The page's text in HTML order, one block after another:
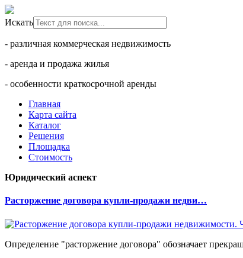
Искать
- различная коммерческая недвижимость
- аренда и продажа жилья
- особенности краткосрочной аренды
Главная
Карта сайта
Каталог
Решения
Площадка
Стоимость
Юридический аспект
Расторжение договора купли-продажи недви…
Определение "расторжение договора" обозначает